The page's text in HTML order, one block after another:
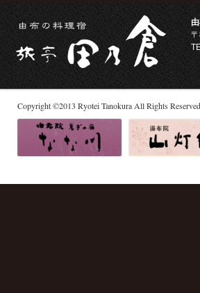
Copyright©2013 Ryotei Tanokura All Rights